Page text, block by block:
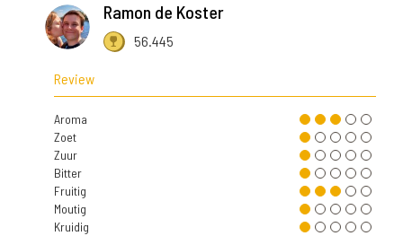
Ramon de Koster
56.445
Review
Aroma
Zoet
Zuur
Bitter
Fruitig
Moutig
Kruidig